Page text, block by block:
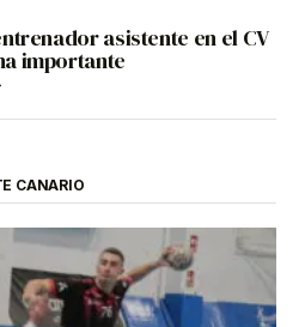
asistente en el CV
importante
CANARIO